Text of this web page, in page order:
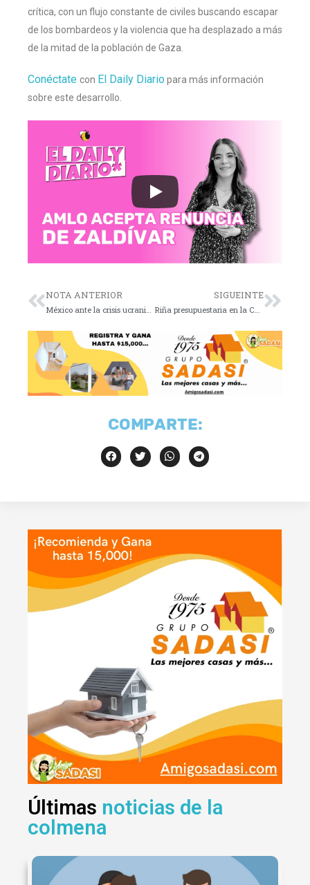
crítica, con un flujo constante de civiles buscando escapar
de los bombardeos y la violencia que ha desplazado a más
de la mitad de la población de Gaza.
Conéctate con El Daily Diariopara más información
sobre este desarrollo.
NOTA ANTERIOR SIGUEINTE
COMPARTE:
Últimas noticias de la
colmena